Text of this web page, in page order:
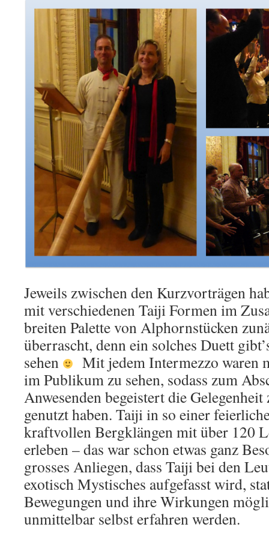
Jeweils zwischen den Kurzvorträgen
mit verschiedenen Taiji Formen im
breiten Palette von Alphornstücken
überrascht, denn ein solches Duett
sehen
Mit jedem Intermezzo waren
im Publikum zu sehen, sodass zum
Anwesenden begeistert die
genutzt haben. Taiji in so einer
kraftvollen Bergklängen mit über 120
erleben – das war schon etwas ganz
grosses Anliegen, dass Taiji bei den
exotisch Mystisches aufgefasst wird,
Bewegungen und ihre Wirkungen
unmittelbar selbst erfahren werden.